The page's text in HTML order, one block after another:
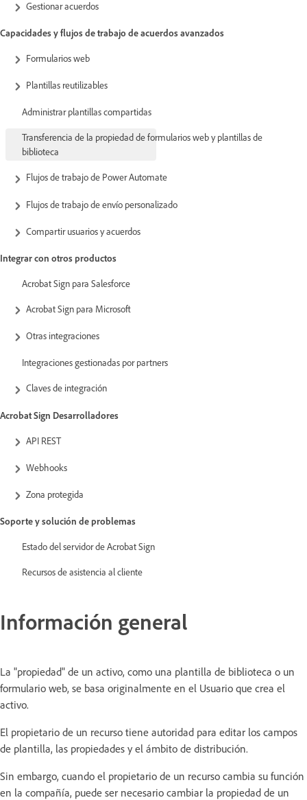
Gestionar acuerdos
Capacidades y flujos de trabajo de acuerdos avanzados
Formularios web
Plantillas reutilizables
Administrar plantillas compartidas
Transferencia de la propiedad de formularios web y plantillas de
biblioteca
Flujos de trabajo de Power Automate
Flujos de trabajo de envío personalizado
Compartir usuarios y acuerdos
Integrar con otros productos
Acrobat Sign para Salesforce
Acrobat Sign para Microsoft
Otras integraciones
Integraciones gestionadas por partners
Claves de integración
Acrobat Sign Desarrolladores
API REST
Webhooks
Zona protegida
Soporte y solución de problemas
Estado del servidor de Acrobat Sign
Recursos de asistencia al cliente
Información general
La "propiedad" de un activo, como una plantilla de biblioteca o un
formulario web, se basa originalmente en el Usuario que crea el
activo.
El propietario de un recurso tiene autoridad para editar los campos
de plantilla, las propiedades y el ámbito de distribución.
Sin embargo, cuando el propietario de un recurso cambia su función
en la compañía, puede ser necesario cambiar la propiedad de un